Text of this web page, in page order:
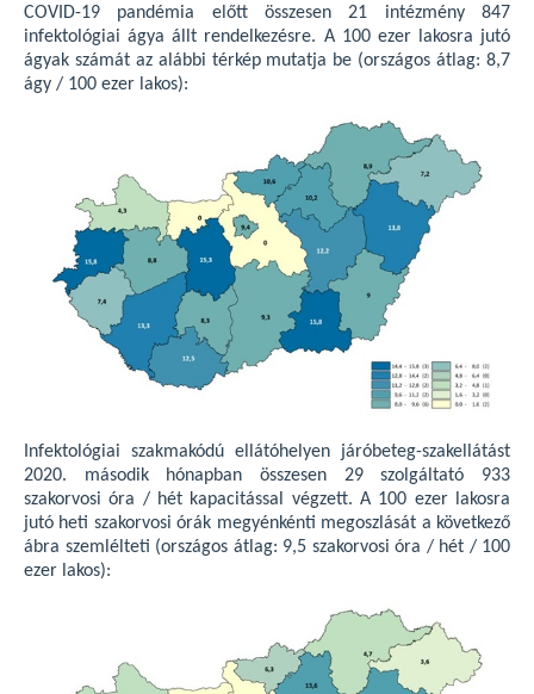
COVID-19 pandémia előtt összesen 21 intézmény 847
infektológiai ágya állt rendelkezésre. A 100 ezer lakosra jutó
ágyak számát az alábbi térkép mutatja be (országos átlag: 8,7
ágy / 100 ezer lakos):
Infektológiai szakmakódú ellátóhelyen járóbeteg-szakellátást
2020. második hónapban összesen 29 szolgáltató 933
szakorvosi óra / hét kapacitással végzett. A 100 ezer lakosra
jutó heti szakorvosi órák megyénkénti megoszlását a következő
ábra szemlélteti (országos átlag: 9,5 szakorvosi óra / hét / 100
ezer lakos):